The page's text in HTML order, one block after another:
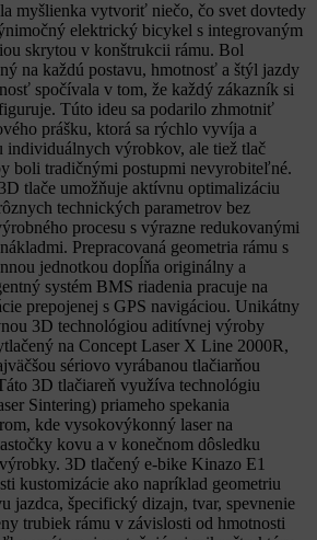
myšlienka vytvoriť niečo, čo svet dovtedy
elektrický bicykel s integrovaným
skrytou v konštrukcii rámu. Bol
na každú postavu, hmotnosť a štýl jazdy
spočívala v tom, že každý zákazník si
Túto ideu sa podarilo zhmotniť
prášku, ktorá sa rýchlo vyvíja a
individuálnych výrobkov, ale tiež tlač
boli tradičnými postupmi nevyrobiteľné.
tlače umožňuje aktívnu optimalizáciu
technických parametrov bez
procesu s výrazne redukovanými
Prepracovaná geometria rámu s
jednotkou dopĺňa originálny a
systém BMS riadenia pracuje na
prepojenej s GPS navigáciou. Unikátny
3D technológiou aditívnej výroby
na Concept Laser X Line 2000R,
sériovo vyrábanou tlačiarňou
3D tlačiareň využíva technológiu
Sintering) priameho spekania
kde vysokovýkonný laser na
kovu a v konečnom dôsledku
3D tlačený e-bike Kinazo E1
kustomizácie ako napríklad geometriu
jazdca, špecifický dizajn, tvar, spevnenie
trubiek rámu v závislosti od hmotnosti